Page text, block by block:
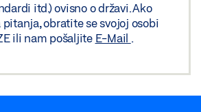
itd.) ovisno o državi. Ako
obratite se svojoj osobi
ili nam pošaljite E-Mail .